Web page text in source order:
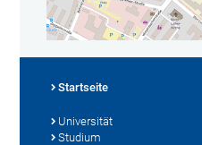
Startseite
Universität
Studium